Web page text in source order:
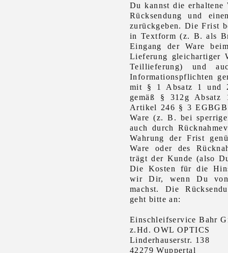
Du kannst die erhaltene
Rücksendung und
zurückgeben. Die Frist
in Textform (z. B. als
Eingang der Ware
Lieferung gleichartiger
Teillieferung) und
Informationspflichten
mit § 1 Absatz 1 und
gemäß § 312g
Artikel 246 § 3
Ware (z. B. bei
auch durch
Wahrung der Frist
Ware oder des
trägt der Kunde (also
Die Kosten für die
wir Dir, wenn Du von
machst. Die
geht bitte an:
Einschleifservice Bahr
z.Hd. OWL OPTICS
Linderhauserstr. 138
42279 Wuppertal